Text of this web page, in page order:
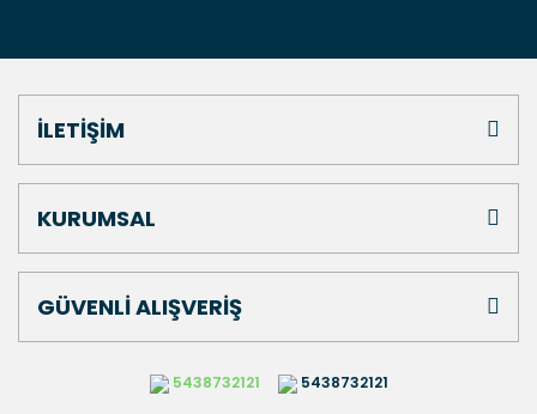
İLETİŞİM
KURUMSAL
GÜVENLİ ALIŞVERİŞ
5438732121 5438732121